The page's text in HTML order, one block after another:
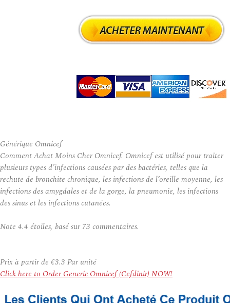
Générique Omnicef
Comment Achat Moins Cher Omnicef. Omnicef ​​est utilisé pour traiter
plusieurs types d’infections causées par des bactéries, telles que la
rechute de bronchite chronique, les infections de l’oreille moyenne, les
infections des amygdales et de la gorge, la pneumonie, les infections
des sinus et les infections cutanées.
Note 4.4 étoiles, basé sur 73 commentaires.
Prix à partir de €3.3 Par unité
Click here to Order Generic Omnicef (Cefdinir) NOW!